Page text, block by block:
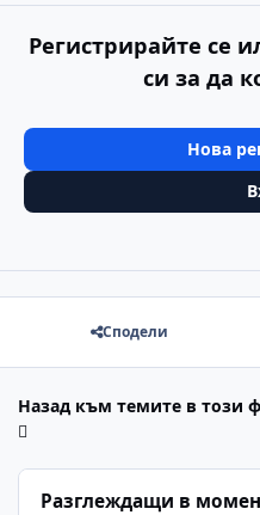
Регистрирайте се
си за да
Нова
Сподели
Назад към темите в този
Разглеждащи в